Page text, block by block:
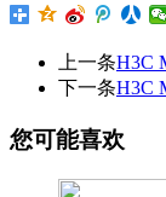
上一条H3C
下一条H3C
您可能喜欢